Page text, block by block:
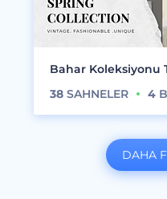
Bahar Koleksiyonu
38 SAHNELER 4
DAHA